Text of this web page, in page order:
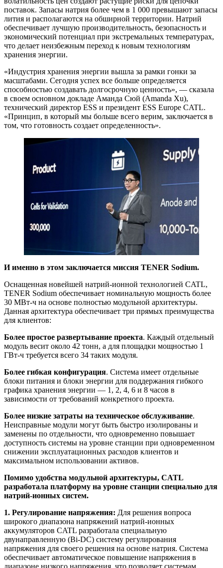
поставок. Запасы натрия более чем в 1 000 превышают запасы
лития и располагаются на обширной территории. Натрий
обеспечивает лучшую производительность, безопасность и
экономический потенциал при экстремальных температурах,
что делает неизбежным переход к новым технологиям
хранения энергии.
«Индустрия хранения энергии вышла за рамки гонки за
масштабами. Сегодня успех все больше определяется
способностью создавать долгосрочную ценность», — сказала
в своем основном докладе Аманда Сюй (Amanda Xu),
технический директор ESS и президент ESS Europe CATL.
«Принцип, в который мы больше всего верим, заключается в
том, что готовность создает определенность».
И именно в этом заключается миссия TENER Sodium.
Оснащенная новейшей натрий-ионной технологией CATL,
TENER Sodium обеспечивает номинальную мощность более
30 МВт-ч на основе полностью модульной архитектуры.
Данная архитектура обеспечивает три прямых преимущества
для клиентов:
Более простое развертывание проекта. Каждый отдельный
модуль весит около 42 тонн, а для площадки мощностью 1
ГВт-ч требуется всего 34 таких модуля.
Более гибкая конфигурация. Система имеет отдельные
блоки питания и блоки энергии для поддержания гибкого
графика хранения энергии — 1, 2, 4, 6 и 8 часов в
зависимости от требований конкретного проекта.
Более низкие затраты на техническое обслуживание.
Неисправные модули могут быть быстро изолированы и
заменены по отдельности, что одновременно повышает
доступность системы на уровне станции при одновременном
снижении эксплуатационных расходов клиентов и
максимальном использовании активов.
Помимо удобства модульной архитектуры, CATL
разработала платформу на уровне станции специально для
натрий-ионных систем.
1. Регулирование напряжения: Для решения вопроса
широкого диапазона напряжений натрий-ионных
аккумуляторов CATL разработала специальную
двунаправленную (Bi-DC) систему регулирования
напряжения для своего решения на основе натрия. Система
обеспечивает автоматическое повышение напряжения в
диапазоне низкого напряжения, что позволяет системам